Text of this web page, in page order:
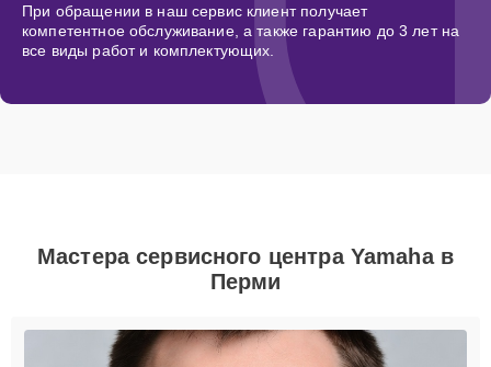
При обращении в наш сервис клиент получает
компетентное обслуживание, а также гарантию до 3 лет на
все виды работ и комплектующих.
Мастера сервисного центра Yamaha в
Перми